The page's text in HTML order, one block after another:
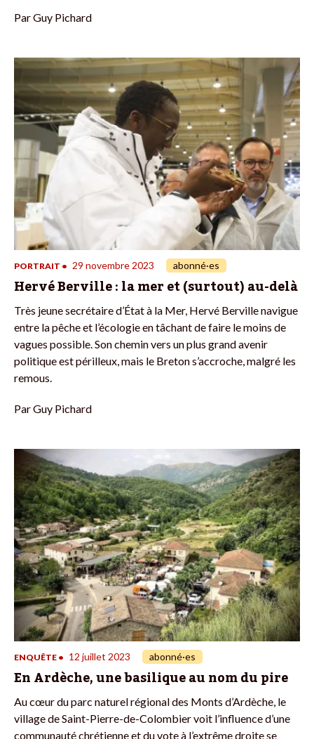
ParGuy Pichard
PORTRAIT • 29 novembre 2023 abonné·es
Hervé Berville : la mer et (surtout) au-delà
Très jeune secrétaire d’État à la Mer, Hervé Berville navigue
entre la pêche et l’écologie en tâchant de faire le moins de
vagues possible. Son chemin vers un plus grand avenir
politique est périlleux, mais le Breton s’accroche, malgré les
remous.
ParGuy Pichard
ENQUÊTE • 12 juillet 2023 abonné·es
En Ardèche, une basilique au nom du pire
Au cœur du parc naturel régional des Monts d’Ardèche, le
village de Saint-Pierre-de-Colombier voit l’influence d’une
communauté chrétienne et du vote à l’extrême droite se